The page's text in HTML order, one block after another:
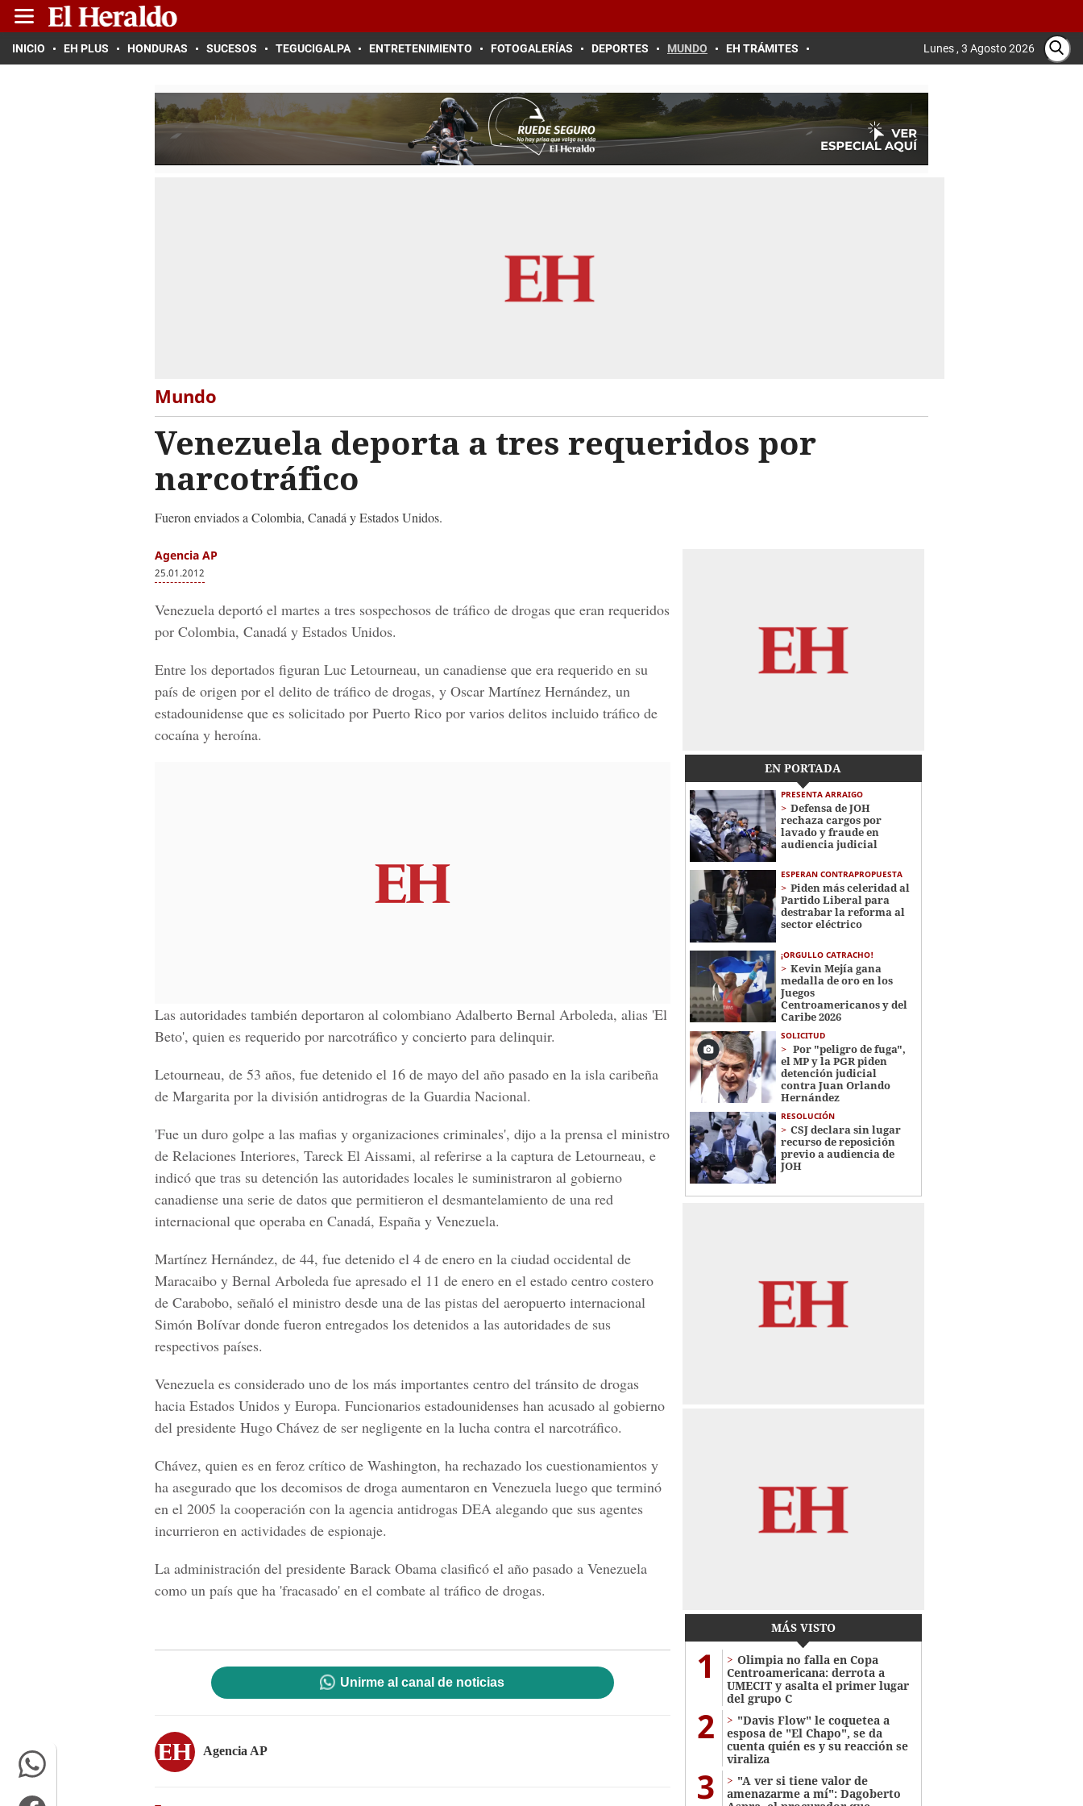
INICIO EH PLUS HONDURAS SUCESOS TEGUCIGALPA ENTRETENIMIENTO FOTOGALERÍAS DEPORTES MUNDO EH TRÁMITES Lunes , 3 Agosto 2026
Mundo
Venezuela deporta a tres requeridos por
narcotráfico
Fueron enviados a Colombia, Canadá y Estados Unidos.
Agencia AP
25.01.2012
Venezuela deportó el martes a tres sospechosos de tráfico de drogas que eran requeridos
por Colombia, Canadá y Estados Unidos.
Entre los deportados figuran Luc Letourneau, un canadiense que era requerido en su
país de origen por el delito de tráfico de drogas, y Oscar Martínez Hernández, un
estadounidense que es solicitado por Puerto Rico por varios delitos incluido tráfico de
cocaína y heroína.
Las autoridades también deportaron al colombiano Adalberto Bernal Arboleda, alias 'El
Beto', quien es requerido por narcotráfico y concierto para delinquir.
Letourneau, de 53 años, fue detenido el 16 de mayo del año pasado en la isla caribeña
de Margarita por la división antidrogras de la Guardia Nacional.
'Fue un duro golpe a las mafias y organizaciones criminales', dijo a la prensa el ministro
de Relaciones Interiores, Tareck El Aissami, al referirse a la captura de Letourneau, e
indicó que tras su detención las autoridades locales le suministraron al gobierno
canadiense una serie de datos que permitieron el desmantelamiento de una red
internacional que operaba en Canadá, España y Venezuela.
Martínez Hernández, de 44, fue detenido el 4 de enero en la ciudad occidental de
Maracaibo y Bernal Arboleda fue apresado el 11 de enero en el estado centro costero
de Carabobo, señaló el ministro desde una de las pistas del aeropuerto internacional
Simón Bolívar donde fueron entregados los detenidos a las autoridades de sus
respectivos países.
Venezuela es considerado uno de los más importantes centro del tránsito de drogas
hacia Estados Unidos y Europa. Funcionarios estadounidenses han acusado al gobierno
del presidente Hugo Chávez de ser negligente en la lucha contra el narcotráfico.
Chávez, quien es en feroz crítico de Washington, ha rechazado los cuestionamientos y
ha asegurado que los decomisos de droga aumentaron en Venezuela luego que terminó
en el 2005 la cooperación con la agencia antidrogas DEA alegando que sus agentes
incurrieron en actividades de espionaje.
La administración del presidente Barack Obama clasificó el año pasado a Venezuela
como un país que ha 'fracasado' en el combate al tráfico de drogas.
Unirme al canal de noticias
Agencia AP
EN PORTADA
PRESENTA ARRAIGO
Defensa de JOH
rechaza cargos por
lavado y fraude en
audiencia judicial
ESPERAN CONTRAPROPUESTA
Piden más celeridad al
Partido Liberal para
destrabar la reforma al
sector eléctrico
¡ORGULLO CATRACHO!
Kevin Mejía gana
medalla de oro en los
Juegos
Centroamericanos y del
Caribe 2026
SOLICITUD
Por "peligro de fuga",
el MP y la PGR piden
detención judicial
contra Juan Orlando
Hernández
RESOLUCIÓN
CSJ declara sin lugar
recurso de reposición
previo a audiencia de
JOH
MÁS VISTO
1
Olimpia no falla en Copa
Centroamericana: derrota a
UMECIT y asalta el primer lugar
del grupo C
2
"Davis Flow" le coquetea a
esposa de "El Chapo", se da
cuenta quién es y su reacción se
viraliza
3
"A ver si tiene valor de
amenazarme a mí": Dagoberto